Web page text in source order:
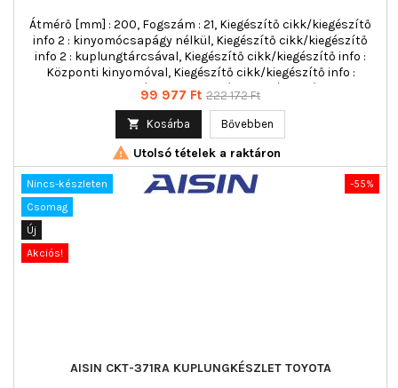
Átmérő [mm] : 200, Fogszám : 21, Kiegészítő cikk/kiegészítő
info 2 : kinyomócsapágy nélkül, Kiegészítő cikk/kiegészítő
info 2 : kuplungtárcsával, Kiegészítő cikk/kiegészítő info :
Központi kinyomóval, Kiegészítő cikk/kiegészítő info :
kuplung nyomólappal, többrészes : háromrészes
Ár
99 977 Ft Normál
222 172 Ft
 Kosárba Bővebben
 Utolsó tételek a raktáron
-55%
Nincs-készleten
Csomag
Új
Akciós!
AISIN CKT-371RA KUPLUNGKÉSZLET TOYOTA